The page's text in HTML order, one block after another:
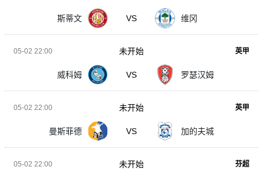
斯蒂文 VS 维冈
05-02 22:00 英甲
威科姆 VS 罗瑟汉姆
未开始
05-02 22:00 英甲
曼斯菲德 VS 加的夫城
未开始
05-02 22:00 芬超
未开始